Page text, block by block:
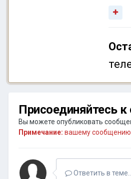
Присоединяйтесь
Вы можете опубликовать
Примечание: вашему сообщению
Ответить в